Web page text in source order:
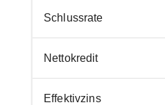
Schlussrate
Nettokredit
Effektivzins